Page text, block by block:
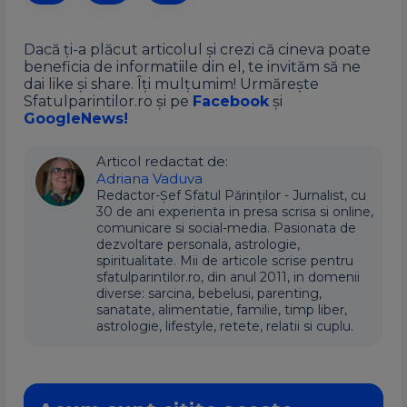
Dacă ți-a plăcut articolul și crezi că cineva poate
beneficia de informatiile din el, te invităm să ne
dai like și share. Îți mulțumim! Urmărește
Sfatulparintilor.ro și pe Facebook și
GoogleNews!
Articol redactat de:
Adriana Vaduva
Redactor-Șef Sfatul Părinților - Jurnalist, cu
30 de ani experienta in presa scrisa si online,
comunicare si social-media. Pasionata de
dezvoltare personala, astrologie,
spiritualitate. Mii de articole scrise pentru
sfatulparintilor.ro, din anul 2011, in domenii
diverse: sarcina, bebelusi, parenting,
sanatate, alimentatie, familie, timp liber,
astrologie, lifestyle, retete, relatii si cuplu.